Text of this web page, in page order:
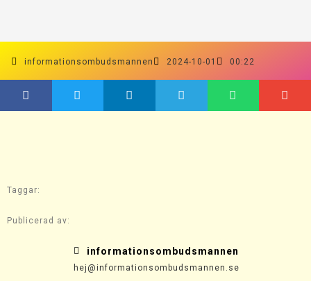
informationsombudsmannen 2024-10-01 00:22
Taggar:
Publicerad av:
informationsombudsmannen
hej@informationsombudsmannen.se